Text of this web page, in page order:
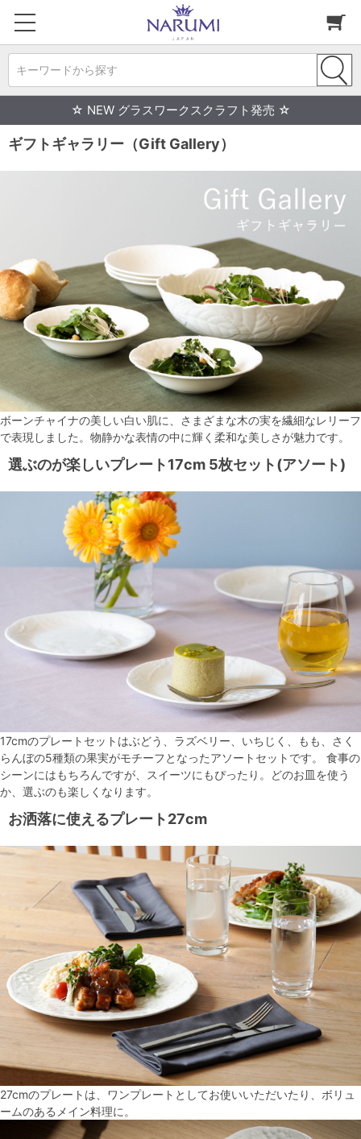
キーワードから探す
☆ NEW グラスワークスクラフト発売 ☆
ギフトギャラリー（Gift Gallery）
ボーンチャイナの美しい白い肌に、さまざまな木の実を繊細なレリーフ
で表現しました。物静かな表情の中に輝く柔和な美しさが魅力です。
選ぶのが楽しいプレート17cm 5枚セット(アソート)
17cmのプレートセットはぶどう、ラズベリー、いちじく、もも、さく
らんぼの5種類の果実がモチーフとなったアソートセットです。 食事の
シーンにはもちろんですが、スイーツにもぴったり。どのお皿を使う
か、選ぶのも楽しくなります。
お洒落に使えるプレート27cm
27cmのプレートは、ワンプレートとしてお使いいただいたり、ボリュ
ームのあるメイン料理に。